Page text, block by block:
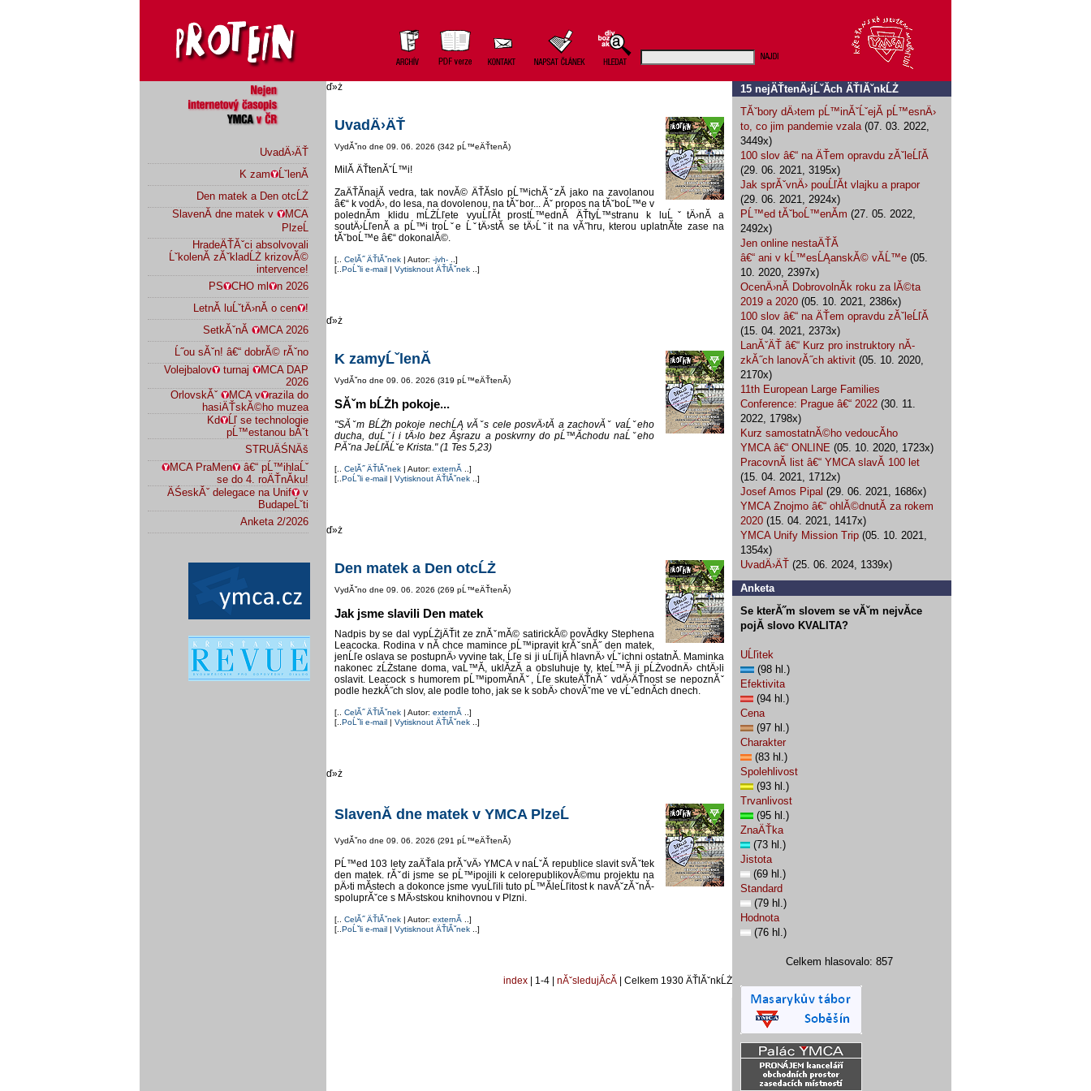
UvadÄ›ÄŤ
K zam
ĹˇlenĂ­
Den matek a Den otcĹŻ
SlavenĂ­ dne matek v
MCA
PlzeĹ
HradeÄŤĂˇci absolvovali
ĹˇkolenĂ­ zĂˇkladĹŻ krizovĂ©
intervence!
PS
CHO ml
n 2026
LetnĂ­ luĹˇtÄ›nĂ­ o cen
!
SetkĂˇnĂ­
MCA 2026
Ĺ˝ou sĂˇn! â€“ dobrĂ© rĂˇno
Volejbalov
turnaj
MCA DAP
2026
OrlovskĂˇ
MCA v
razila do
hasiÄŤskĂ©ho muzea
Kd
Ĺľ se technologie
pĹ™estanou bĂˇt
STRUÄŚNÄš
MCA PraMen
â€“ pĹ™ihlaĹˇ
se do 4. roÄŤnĂ­ku!
ÄŚeskĂˇ delegace na Unif
v
BudapeĹˇti
Anketa 2/2026
ď»ż
UvadÄ›ÄŤ
VydĂˇno dne 09. 06. 2026 (342 pĹ™eÄŤtenĂ­)
MilĂ­ ÄŤtenĂˇĹ™i!
ZaÄŤĂ­najĂ­ vedra, tak novĂ© ÄŤĂ­slo pĹ™ichĂˇzĂ­ jako na zavolanou
â€“ k vodÄ›, do lesa, na dovolenou, na tĂˇbor... Ăˇ propos na tĂˇboĹ™e v
polednĂ­m klidu mĹŻĹľete vyuĹľĂ­t prostĹ™ednĂ­ ÄŤtyĹ™stranu k luĹˇtÄ›nĂ­ a
soutÄ›ĹľenĂ­ a pĹ™i troĹˇe ĹˇtÄ›stĂ­ se tÄ›Ĺˇit na vĂ˝hru, kterou uplatnĂ­te zase na
tĂˇboĹ™e â€“ dokonalĂ©.
[.. CelĂ˝ ÄŤlĂˇnek | Autor: -jvh- ..]
[.. PoĹˇli e-mail | Vytisknout ÄŤlĂˇnek ..]
ď»ż
K zamyĹˇlenĂ­
VydĂˇno dne 09. 06. 2026 (319 pĹ™eÄŤtenĂ­)
SĂˇm bĹŻh pokoje...
"SĂˇm BĹŻh pokoje nechĹĄ vĂˇs cele posvÄ›tĂ­ a zachovĂˇ vaĹˇeho
ducha, duĹˇi i tÄ›lo bez Ăşrazu a poskvrny do pĹ™Ă­chodu naĹˇeho
PĂˇna JeĹľĂ­Ĺˇe Krista." (1 Tes 5,23)
[.. CelĂ˝ ÄŤlĂˇnek | Autor: externĂ­ ..]
[.. PoĹˇli e-mail | Vytisknout ÄŤlĂˇnek ..]
ď»ż
Den matek a Den otcĹŻ
VydĂˇno dne 09. 06. 2026 (269 pĹ™eÄŤtenĂ­)
Jak jsme slavili Den matek
Nadpis by se dal vypĹŻjÄŤit ze znĂˇmĂ© satirickĂ© povĂ­dky Stephena
Leacocka. Rodina v nĂ­ chce mamince pĹ™ipravit krĂˇsnĂ˝ den matek,
jenĹľe oslava se postupnÄ› vyvine tak, Ĺľe si ji uĹľijĂ­ hlavnÄ› vĹˇichni ostatnĂ­. Maminka
nakonec zĹŻstane doma, vaĹ™Ă­, uklĂ­zĂ­ a obsluhuje ty, kteĹ™Ă­ ji pĹŻvodnÄ› chtÄ›li
oslavit. Leacock s humorem pĹ™ipomĂ­nĂˇ, Ĺľe skuteÄŤnĂˇ vdÄ›ÄŤnost se nepoznĂˇ
podle hezkĂ˝ch slov, ale podle toho, jak se k sobÄ› chovĂˇme ve vĹˇednĂ­ch dnech.
[.. CelĂ˝ ÄŤlĂˇnek | Autor: externĂ­ ..]
[.. PoĹˇli e-mail | Vytisknout ÄŤlĂˇnek ..]
ď»ż
SlavenĂ­ dne matek v YMCA PlzeĹ
VydĂˇno dne 09. 06. 2026 (291 pĹ™eÄŤtenĂ­)
PĹ™ed 103 lety zaÄŤala prĂˇvÄ› YMCA v naĹˇĂ­ republice slavit svĂˇtek
den matek. rĂˇdi jsme se pĹ™ipojili k celorepublikovĂ©mu projektu na
pÄ›ti mĂ­stech a dokonce jsme vyuĹľili tuto pĹ™Ă­leĹľitost k navĂˇzĂˇnĂ­
spoluprĂˇce s MÄ›stskou knihovnou v Plzni.
[.. CelĂ˝ ÄŤlĂˇnek | Autor: externĂ­ ..]
[.. PoĹˇli e-mail | Vytisknout ÄŤlĂˇnek ..]
index | 1-4 | nĂˇsledujĂ­cĂ­ | Celkem 1930 ÄŤlĂˇnkĹŻ
15 nejÄŤtenÄ›jĹˇĂ­ch ÄŤlĂˇnkĹŻ
TĂˇbory dÄ›tem pĹ™inĂˇĹˇejĂ­ pĹ™esnÄ›
to, co jim pandemie vzala(07. 03. 2022,
3449x)
100 slov â€“ na ÄŤem opravdu zĂˇleĹľĂ­
(29. 06. 2021, 3195x)
Jak sprĂˇvnÄ› pouĹľĂ­t vlajku a prapor
(29. 06. 2021, 2924x)
PĹ™ed tĂˇboĹ™enĂ­m (27. 05. 2022,
2492x)
Jen online nestaÄŤĂ­
â€“ ani v kĹ™esĹĄanskĂ© vĂ­Ĺ™e (05.
10. 2020, 2397x)
OcenÄ›nĂ­ DobrovolnĂ­k roku za lĂ©ta
2019 a 2020 (05. 10. 2021, 2386x)
100 slov â€“ na ÄŤem opravdu zĂˇleĹľĂ­
(15. 04. 2021, 2373x)
LanĂˇÄŤ â€“ Kurz pro instruktory nĂ­
zkĂ˝ch lanovĂ˝ch aktivit (05. 10. 2020,
2170x)
11th European Large Families
Conference: Prague â€“ 2022 (30. 11.
2022, 1798x)
Kurz samostatnĂ©ho vedoucĂ­ho
YMCA â€“ ONLINE (05. 10. 2020, 1723x)
PracovnĂ­ list â€“ YMCA slavĂ­ 100 let
(15. 04. 2021, 1712x)
Josef Amos Pipal (29. 06. 2021, 1686x)
YMCA Znojmo â€“ ohlĂ©dnutĂ­ za rokem
2020 (15. 04. 2021, 1417x)
YMCA Unify Mission Trip (05. 10. 2021,
1354x)
UvadÄ›ÄŤ (25. 06. 2024, 1339x)
Anketa
Se kterĂ˝m slovem se vĂˇm nejvĂ­ce
pojĂ­ slovo KVALITA?
UĹľitek
(98 hl.)
Efektivita
(94 hl.)
Cena
(97 hl.)
Charakter
(83 hl.)
Spolehlivost
(93 hl.)
Trvanlivost
(95 hl.)
ZnaÄŤka
(73 hl.)
Jistota
(69 hl.)
Standard
(79 hl.)
Hodnota
(76 hl.)
Celkem hlasovalo: 857